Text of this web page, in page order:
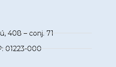
408 – conj. 71
01223-000